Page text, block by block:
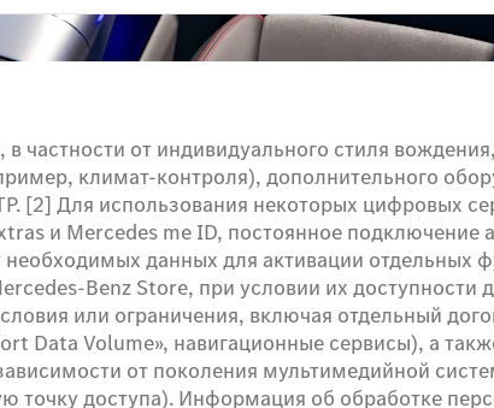
частности от индивидуального стиля
климат-контроля), дополнительного
[2] Для использования некоторых цифровых
и Mercedes me ID, постоянное подключение
данных для активации
Benz Store, при условии их доступности
или ограничения, включая отдельный
Data Volume», навигационные сервисы), а
от поколения мультимедийной
точку доступа). Информация об обработке